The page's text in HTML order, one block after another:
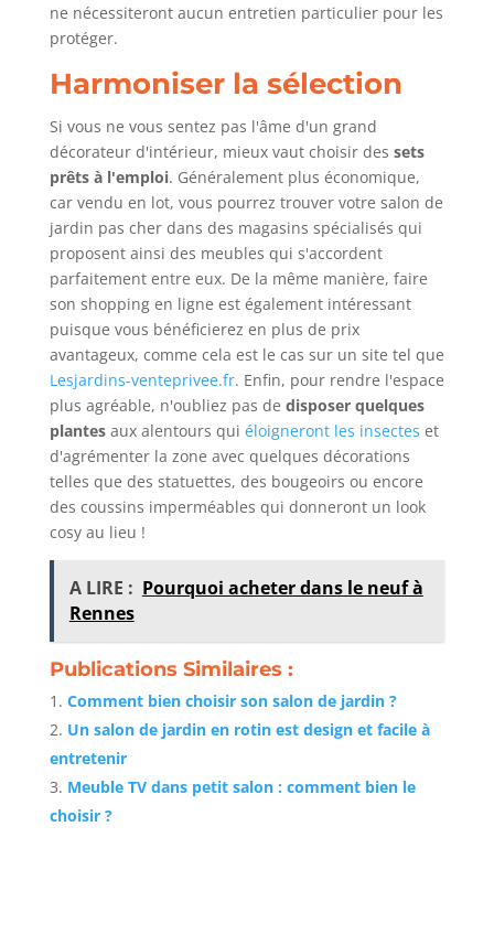
ne nécessiteront aucun entretien particulier pour les
protéger.
Harmoniser la sélection
Si vous ne vous sentez pas l'âme d'un grand
décorateur d'intérieur, mieux vaut choisir des sets
prêts à l'emploi. Généralement plus économique,
car vendu en lot, vous pourrez trouver votre salon de
jardin pas cher dans des magasins spécialisés qui
proposent ainsi des meubles qui s'accordent
parfaitement entre eux. De la même manière, faire
son shopping en ligne est également intéressant
puisque vous bénéficierez en plus de prix
avantageux, comme cela est le cas sur un site tel que
Lesjardins-venteprivee.fr. Enfin, pour rendre l'espace
plus agréable, n'oubliez pas de disposer quelques
plantesaux alentours qui éloigneront les insectes et
d'agrémenter la zone avec quelques décorations
telles que des statuettes, des bougeoirs ou encore
des coussins imperméables qui donneront un look
cosy au lieu !
A LIRE : Pourquoi acheter dans le neuf à
Rennes
Publications Similaires :
Comment bien choisir son salon de jardin ?
Un salon de jardin en rotin est design et facile à
entretenir
Meuble TV dans petit salon : comment bien le
choisir ?